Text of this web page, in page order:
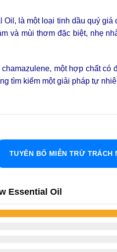
là một loại tinh dầu quý
và mùi thơm đặc biệt, nhẹ
một hợp chất
tìm kiếm một giải pháp tự
cúc ngải Tansy, nhưng lại
Khỏe
đề về sức khỏe, từ các
TUYÊN BỐ MIỄN TRỪ TRÁCH
Essential Oil